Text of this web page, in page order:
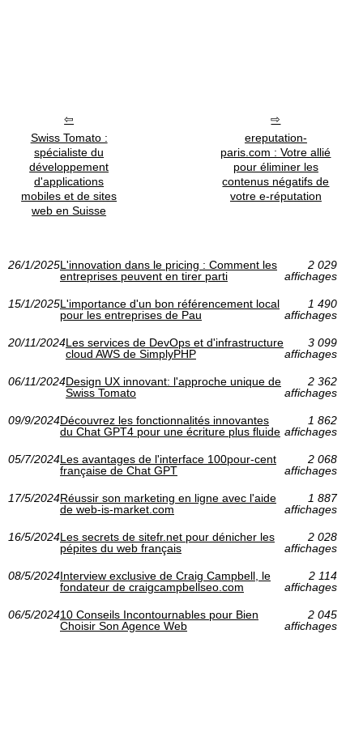
Swiss Tomato :
spécialiste du
développement
d'applications
mobiles et de sites
web en Suisse
ereputation-
paris.com : Votre allié
pour éliminer les
contenus négatifs de
votre e-réputation
26/1/2025L'innovation dans le pricing : Comment les
entreprises peuvent en tirer parti
2 029
affichages
15/1/2025L'importance d'un bon référencement local
pour les entreprises de Pau
1 490
affichages
20/11/2024Les services de DevOps et d'infrastructure
cloud AWS de SimplyPHP
3 099
affichages
06/11/2024Design UX innovant: l'approche unique de
Swiss Tomato
2 362
affichages
09/9/2024Découvrez les fonctionnalités innovantes
du Chat GPT4 pour une écriture plus fluide
1 862
affichages
05/7/2024Les avantages de l'interface 100pour-cent
française de Chat GPT
2 068
affichages
17/5/2024Réussir son marketing en ligne avec l'aide
de web-is-market.com
1 887
affichages
16/5/2024Les secrets de sitefr.net pour dénicher les
pépites du web français
2 028
affichages
08/5/2024Interview exclusive de Craig Campbell, le
fondateur de craigcampbellseo.com
2 114
affichages
06/5/202410 Conseils Incontournables pour Bien
Choisir Son Agence Web
2 045
affichages